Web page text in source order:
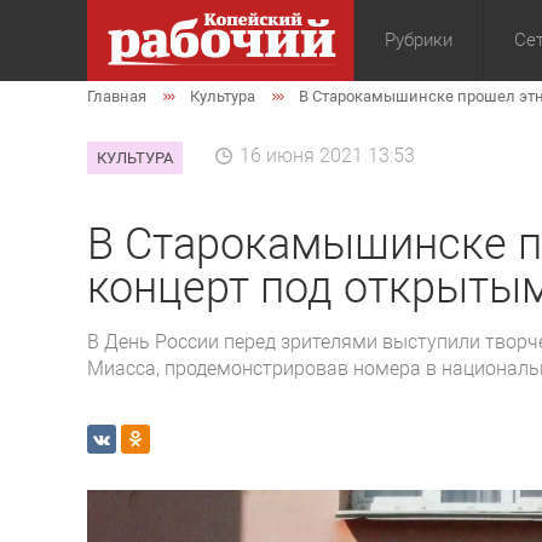
Рубрики
Общество
Главная Культура В Старокамышинске прошел
КУЛЬТУРА 16 июня 2021 13:53
В Старокамышинске
концерт под
В День России перед зрителями выступили
Миасса, продемонстрировав номера в